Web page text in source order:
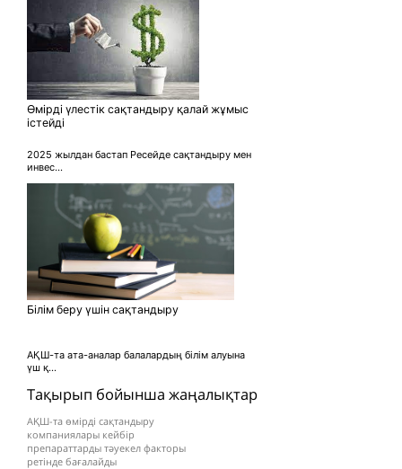
Тақырып бойынша жаңалықтар
АҚШ-та өмірді сақтандыру
компаниялары кейбір
препараттарды тәуекел факторы
ретінде бағалайды
Өмірді үлестік сақтандыру қалай жұмыс
істейді
2025 жылдан бастап Ресейде сақтандыру мен
инвес...
Білім беру үшін сақтандыру
АҚШ-та ата-аналар балалардың білім алуына
үш қ...